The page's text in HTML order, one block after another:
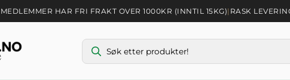
HAR FRI FRAKT OVER 1000KR (INNTIL 15KG)| RASK